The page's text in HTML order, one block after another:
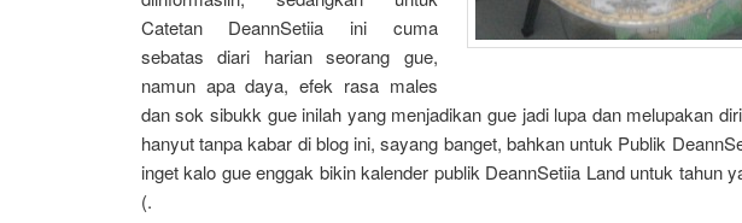
Catetan DeannSetiia ini cuma
sebatas diari harian seorang gue,
namun apa daya, efek rasa males
dan sok sibukk gue inilah yang menjadikan gue jadi lupa dan melupakan
hanyut tanpa kabar di blog ini, sayang banget, bahkan untuk Publik
inget kalo gue enggak bikin kalender publik DeannSetiia Land untuk tahun
(.